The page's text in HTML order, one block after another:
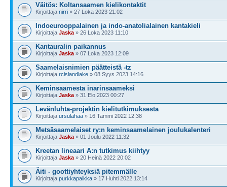
Väitös: Koltansaamen kielikontaktit
Kirjoittaja nirri » 27 Loka 2023 21:02
Indoeurooppalainen ja indo-anatolialainen kantakieli
Kirjoittaja Jaska » 26 Loka 2023 11:10
Kantauralin paikannus
Kirjoittaja Jaska » 07 Loka 2023 12:09
Saamelaisnimien päätteistä -tz
Kirjoittaja rcislandlake » 08 Syys 2023 14:16
Keminsaamesta inarinsaameksi
Kirjoittaja Jaska » 31 Elo 2023 00:27
Levänluhta-projektin kielitutkimuksesta
Kirjoittaja ursulahaa » 16 Tammi 2022 12:38
Metsäsaamelaiset ry:n keminsaamelainen joulukalenteri
Kirjoittaja Jaska » 01 Joulu 2022 11:32
Kreetan lineaari A:n tutkimus kiihtyy
Kirjoittaja Jaska » 20 Heinä 2022 20:02
Äiti - goottiyhteyksiä pitemmälle
Kirjoittaja purkkapaikka » 17 Huhti 2022 13:14